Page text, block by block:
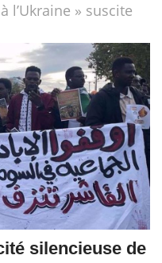
l’Ukraine » suscite
silencieuse de